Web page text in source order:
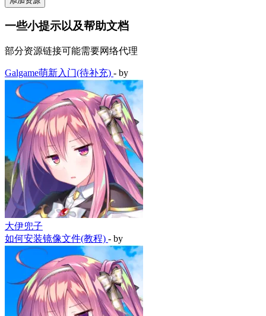
一些小提示以及帮助文档
部分资源链接可能需要网络代理
Galgame萌新入门(待补充) - by
大伊兜子
如何安装镜像文件(教程) - by